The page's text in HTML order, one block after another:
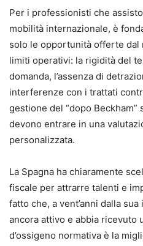
Per i professionisti che
mobilità internazionale, è
solo le opportunità offerte dal
limiti operativi: la rigidità del
domanda, l’assenza di
interferenze con i trattati
gestione del “dopo
devono entrare in una
personalizzata.
La Spagna ha chiaramente
fiscale per attrarre talenti e
fatto che, a vent’anni dalla
ancora attivo e abbia ricevuto
d’ossigeno normativa è la